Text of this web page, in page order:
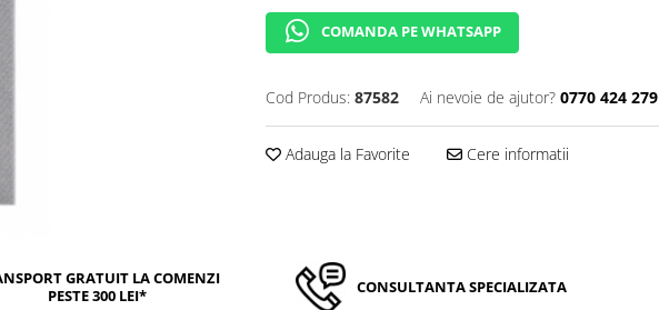
COMANDA PE WHATSAPP
Cod Produs: 87582 Ai nevoie de ajutor? 0770 424 279
Adauga la Favorite Cere informatii
GRATUIT LA COMENZI
PESTE 300 LEI*
CONSULTANTA SPECIALIZATA